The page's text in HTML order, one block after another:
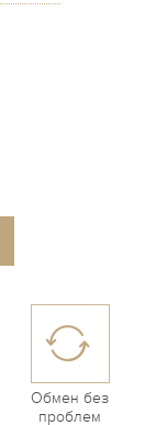
Обмен без
проблем